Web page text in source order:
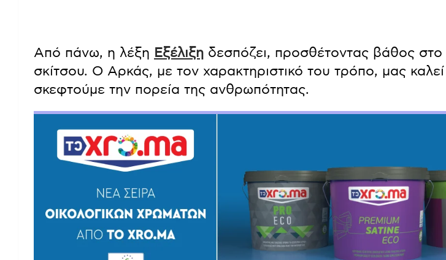
Από πάνω, η λέξη Εξέλιξη δεσπόζει, προσθέτοντας βάθος
σκίτσου. Ο Αρκάς, με τον χαρακτηριστικό του τρόπο, μας
σκεφτούμε την πορεία της ανθρωπότητας.